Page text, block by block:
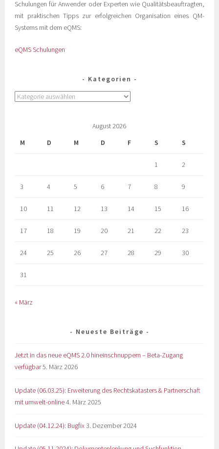
Schulungen für Anwender oder Experten wie Qualitätsbeauftragten,
mit praktischen Tipps zur erfolgreichen Organisation eines QM-
Systems mit dem eQMS:
eQMS Schulungen
Kategorien
August 2026
M
D M D F S S
1 2
3 4 5 6 7 8 9
10 11 12 13 14 15 16
17 18 19 20 21 22 23
24 25 26 27 28 29 30
31
« März
Neueste Beiträge
Jetzt in das neue eQMS 2.0 hineinschnuppern – Beta-Zugang
verfügbar5. März 2026
Update (06.03.25): Erweiterung des Rechtskatasters & Partnerschaft
mit umwelt-online4. März 2025
Update (04.12.24): Bugfix 3. Dezember 2024